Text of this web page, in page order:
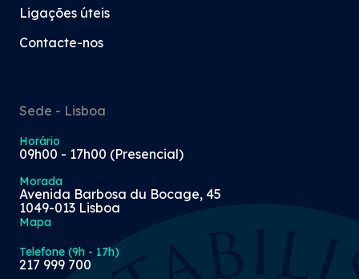
Ligações úteis
Contacte-nos
Sede - Lisboa
Horário
09h00 - 17h00 (Presencial)
Morada
Avenida Barbosa du Bocage, 45
1049-013 Lisboa
Mapa
Telefone (9h - 17h)
217 999 700